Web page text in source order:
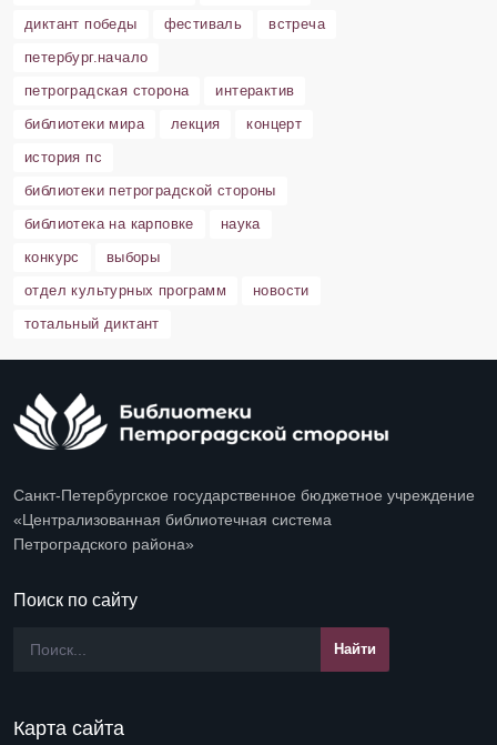
диктант победы
фестиваль
встреча
петербург.начало
петроградская сторона
интерактив
библиотеки мира
лекция
концерт
история пс
библиотеки петроградской стороны
библиотека на карповке
наука
конкурс
выборы
отдел культурных программ
новости
тотальный диктант
Санкт-Петербургское государственное бюджетное учреждение
«Централизованная библиотечная система
Петроградского района»
Поиск по сайту
Карта сайта